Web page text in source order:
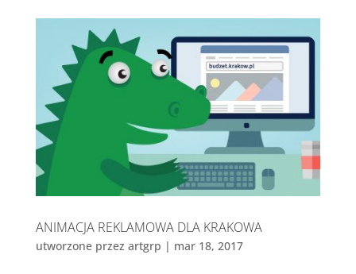
ANIMACJA REKLAMOWA DLA KRAKOWA
utworzone przez artgrp | mar 18, 2017